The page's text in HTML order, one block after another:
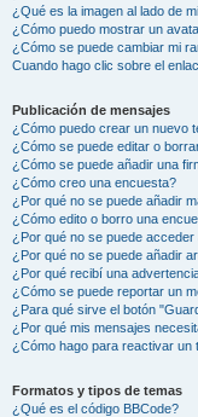
¿Qué es la imagen al lado de
¿Cómo puedo mostrar un
¿Cómo se puede cambiar mi
Cuando hago clic sobre el
Publicación de mensajes
¿Cómo puedo crear un nuevo
¿Cómo se puede editar o
¿Cómo se puede añadir una
¿Cómo creo una encuesta?
¿Por qué no se puede añadir
¿Cómo edito o borro una
¿Por qué no se puede acceder
¿Por qué no se puede añadir
¿Por qué recibí una
¿Cómo se puede reportar un
¿Para qué sirve el botón
¿Por qué mis mensajes
¿Cómo hago para reactivar un
Formatos y tipos de temas
¿Qué es el código BBCode?